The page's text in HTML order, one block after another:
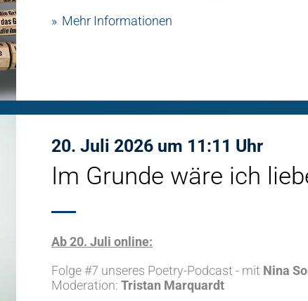
Mehr Informationen
20. Juli 2026 um 11:11 Uhr
Im Grunde wäre ich
Ab 20. Juli online:
Folge #7 unseres Poetry-Podcast - mit Nina
Moderation: Tristan Marquardt